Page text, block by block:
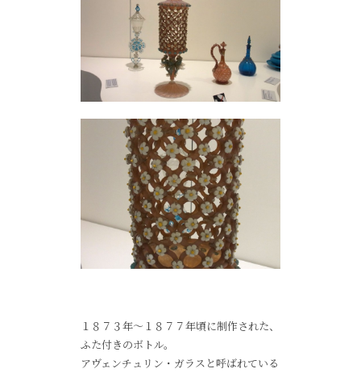
１８７３年～１８７７年頃に制作された、
ふた付きのボトル。
アヴェンチュリン・ガラスと呼ばれている